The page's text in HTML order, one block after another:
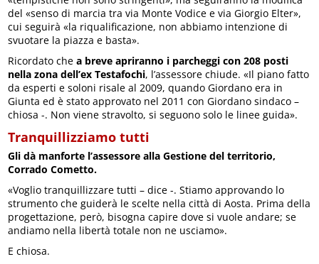
del «senso di marcia tra via Monte Vodice e via Giorgio Elter»,
cui seguirà «la riqualificazione, non abbiamo intenzione di
svuotare la piazza e basta».
Ricordato chea breve apriranno i parcheggi con 208 posti
nella zona dell’ex Testafochi, l’assessore chiude. «Il piano fatto
da esperti e soloni risale al 2009, quando Giordano era in
Giunta ed è stato approvato nel 2011 con Giordano sindaco –
chiosa -. Non viene stravolto, si seguono solo le linee guida».
Tranquillizziamo tutti
Gli dà manforte l’assessore alla Gestione del territorio,
Corrado Cometto.
«Voglio tranquillizzare tutti – dice -. Stiamo approvando lo
strumento che guiderà le scelte nella città di Aosta. Prima della
progettazione, però, bisogna capire dove si vuole andare; se
andiamo nella libertà totale non ne usciamo».
E chiosa.